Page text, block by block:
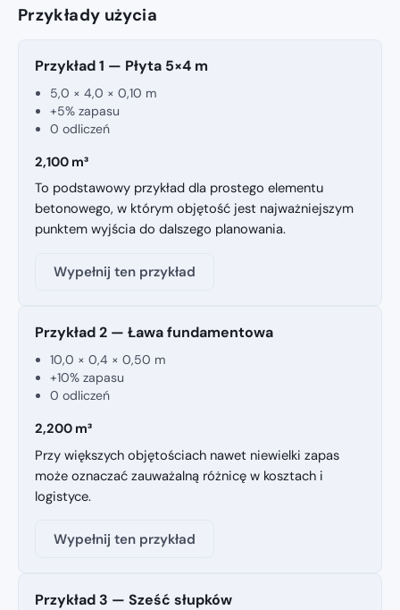
Przykłady użycia
Przykład 1 — Płyta 5×4 m
5,0 × 4,0 × 0,10 m
+5% zapasu
0 odliczeń
2,100 m³
To podstawowy przykład dla prostego elementu
betonowego, w którym objętość jest najważniejszym
punktem wyjścia do dalszego planowania.
Wypełnij ten przykład
Przykład 2 — Ława fundamentowa
10,0 × 0,4 × 0,50 m
+10% zapasu
0 odliczeń
2,200 m³
Przy większych objętościach nawet niewielki zapas
może oznaczać zauważalną różnicę w kosztach i
logistyce.
Wypełnij ten przykład
Przykład 3 — Sześć słupków